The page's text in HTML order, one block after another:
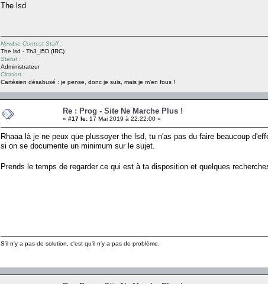
The lsd
Newbie Contest Staff :
The lsd - Th3_l5D (IRC)
Statut :
Administrateur
Citation :
Cartésien désabusé : je pense, donc je suis, mais je m'en fous !
Re : Prog - Site Ne Marche Plus !
« #17 le: 17 Mai 2019 à 22:22:00 »
Rhaaa là je ne peux que plussoyer the lsd, tu n'as pas du faire beaucoup
si on se documente un minimum sur le sujet.
Prends le temps de regarder ce qui est à ta disposition et quelques
S'il n'y a pas de solution, c'est qu'il n'y a pas de problème.